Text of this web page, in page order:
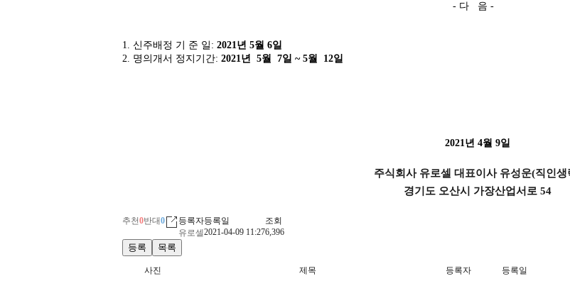
- 다 음 -
1. 신주배정 기 준 일 : 2021년 5월 6일
2. 명의개서 정지기간: 2021년 5월 7일 ~ 5월 12일
2021년 4월 9일
주식회사 유로셀 대표이사 유성운(직인생
경기도 오산시 가장산업서로 54
추천0반대0
등록자
유로셀
등록일
2021-04-09 11:27
조회
6,396
등록 목록
사진 제목 등록자 등록일